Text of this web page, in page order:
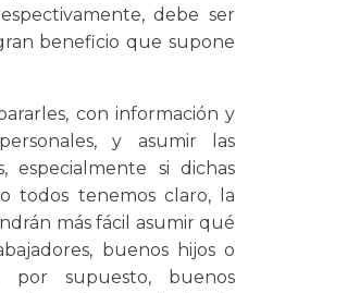
debe ser
beneficio que supone
con información y
y asumir las
especialmente si dichas
todos tenemos claro, la
más fácil asumir qué
buenos hijos o
por supuesto, buenos